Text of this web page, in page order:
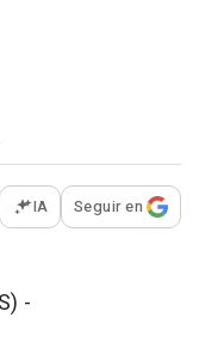
opciones para
IA Seguir en
-